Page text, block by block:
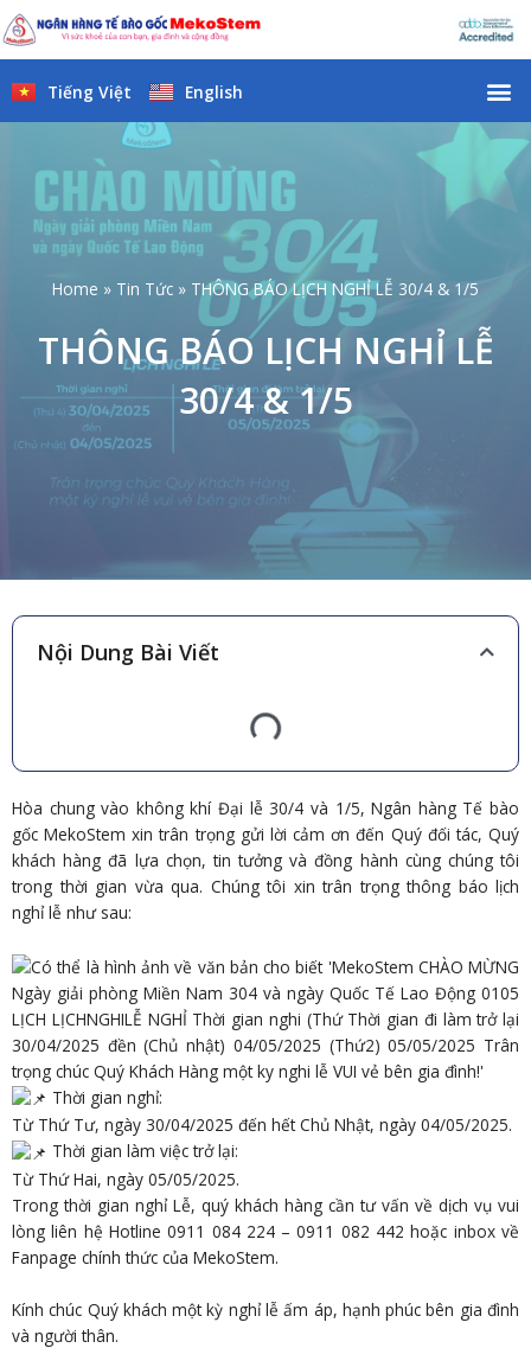
Skip
to
content
Tiếng Việt English
Home Tin Tức THÔNG BÁO LỊCH NGHỈ LỄ 30/4 & 1/5
THÔNG BÁO LỊCH NGHỈ LỄ
30/4 & 1/5
Nội Dung Bài Viết
Hòa chung vào không khí Đại lễ 30/4 và 1/5, Ngân hàng Tế bào
gốc MekoStem xin trân trọng gửi lời cảm ơn đến Quý đối tác, Quý
khách hàng đã lựa chọn, tin tưởng và đồng hành cùng chúng tôi
trong thời gian vừa qua. Chúng tôi xin trân trọng thông báo lịch
nghỉ lễ như sau:
Thời gian nghỉ:
Từ Thứ Tư, ngày 30/04/2025 đến hết Chủ Nhật, ngày 04/05/2025.
Thời gian làm việc trở lại:
Từ Thứ Hai, ngày 05/05/2025.
Trong thời gian nghỉ Lễ, quý khách hàng cần tư vấn về dịch vụ vui
lòng liên hệ Hotline 0911 084 224 – 0911 082 442 hoặc inbox về
Fanpage chính thức của MekoStem.
Kính chúc Quý khách một kỳ nghỉ lễ ấm áp, hạnh phúc bên gia đình
và người thân.